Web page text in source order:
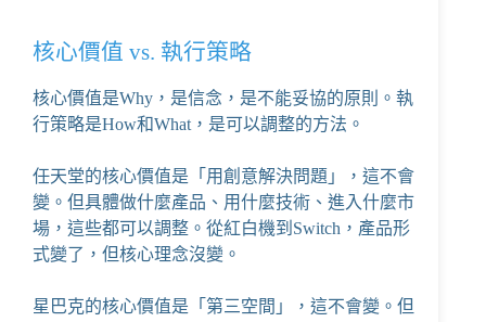
核心價值 vs. 執行策略
核心價值是Why，是信念，是不能妥協的原則。執
行策略是How和What，是可以調整的方法。
任天堂的核心價值是「用創意解決問題」，這不會
變。但具體做什麼產品、用什麼技術、進入什麼市
場，這些都可以調整。從紅白機到Switch，產品形
式變了，但核心理念沒變。
星巴克的核心價值是「第三空間」，這不會變。但